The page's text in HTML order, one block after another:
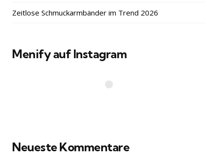
Zeitlose Schmuckarmbänder im Trend 2026
Menify auf Instagram
Neueste Kommentare